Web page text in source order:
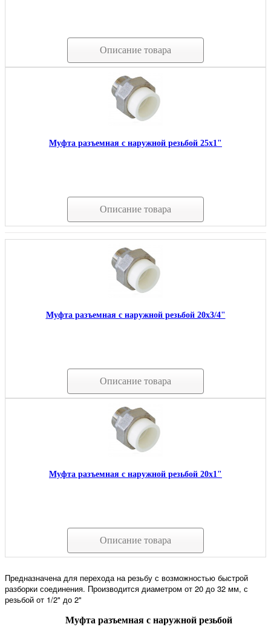
Описание товара
Муфта разъемная с наружной резьбой 25х1"
Описание товара
Муфта разъемная с наружной резьбой 20х3/4"
Описание товара
Муфта разъемная с наружной резьбой 20х1"
Описание товара
Предназначена для перехода на резьбу с возможностью быстрой
разборки соединения. Производится диаметром от 20 до 32 мм, с
резьбой от 1/2" до 2"
Муфта разъемная с наружной резьбой